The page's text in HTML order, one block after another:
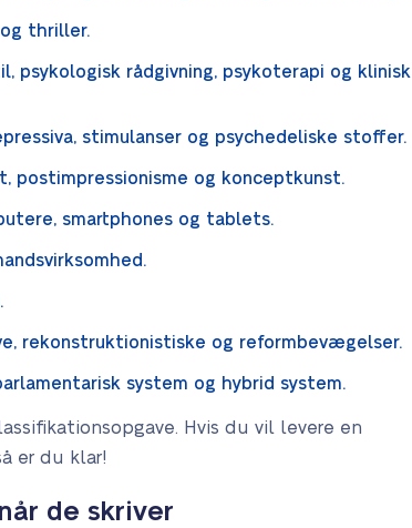
thriller.
rådgivning, psykoterapi og klinisk
stimulanser og psychedeliske stoffer.
postimpressionisme og konceptkunst.
smartphones og tablets.
rekonstruktionistiske og reformbevægelser.
system og hybrid system.
Hvis du vil levere en
er du klar!
de skriver